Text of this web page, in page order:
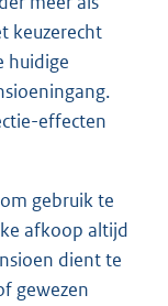
keuzerecht
huidige
effecten
gebruik te
afkoop altijd
dient te
gewezen